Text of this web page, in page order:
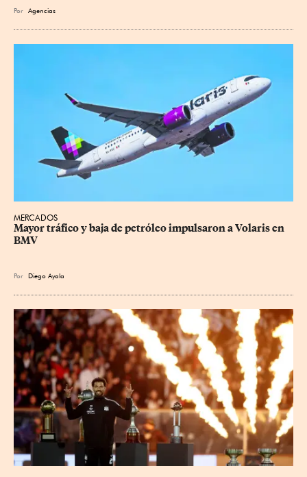
Por Agencias
MERCADOS
Mayor tráfico y baja de petróleo impulsaron a Volaris en
BMV
Por Diego Ayala